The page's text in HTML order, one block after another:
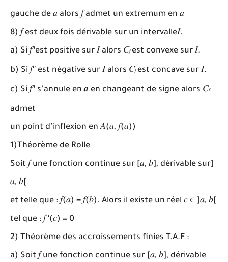
gauche de 𝑎 alors 𝑓admet un extremum en 𝑎
8) 𝑓est deux fois dérivable sur un intervalle𝐼.
a) Si 𝑓′′est positive sur 𝐼 alors 𝐶𝑓est convexe sur 𝐼.
b) Si 𝑓′′ est négative sur 𝐼 alors 𝐶𝑓est concave sur 𝐼.
c) Si 𝑓′′ s’annule en𝒂 en changeant de signe alors 𝐶𝑓
admet
un point d’inflexion en𝐴(𝑎, 𝑓(𝑎))
1)Théorème de Rolle
Soit 𝑓 une fonction continue sur [ 𝑎, 𝑏 ], dérivable sur]
𝑎, 𝑏
et telle que : 𝑓(𝑎) = 𝑓(𝑏). Alors il existe un réel 𝑐 ∈ 𝑎, 𝑏
tel que : 𝑓′(𝑐) = 0
2) Théorème des accroissements finies T.A.F :
a) Soit 𝑓 une fonction continue sur [ 𝑎, 𝑏 ], dérivable